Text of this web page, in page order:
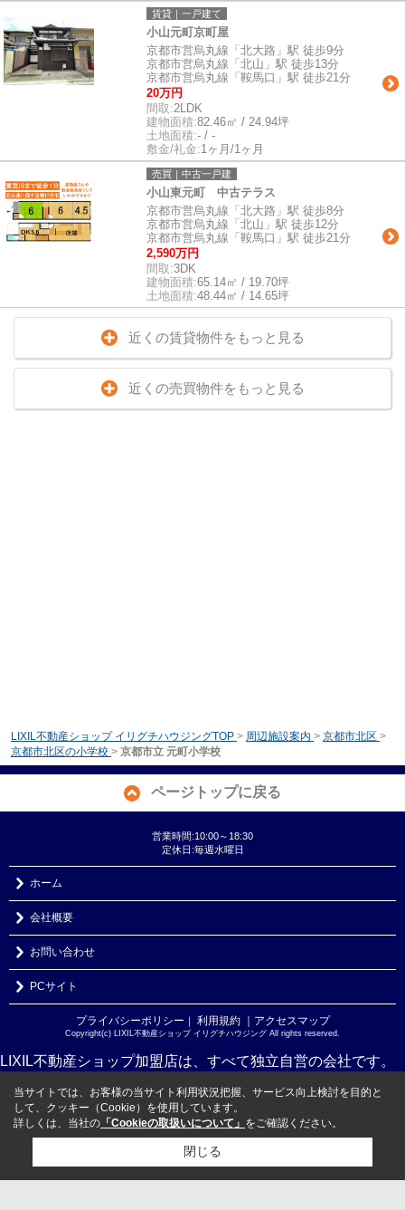
賃貸｜一戸建て
小山元町京町屋
京都市営烏丸線「北大路」駅 徒歩9分
京都市営烏丸線「北山」駅 徒歩13分
京都市営烏丸線「鞍馬口」駅 徒歩21分
20万円
間取:2LDK
建物面積:82.46㎡ / 24.94坪
土地面積:- / -
敷金/礼金:1ヶ月/1ヶ月
売買｜中古一戸建
小山東元町 中古テラス
京都市営烏丸線「北大路」駅 徒歩8分
京都市営烏丸線「北山」駅 徒歩12分
京都市営烏丸線「鞍馬口」駅 徒歩21分
2,590万円
間取:3DK
建物面積:65.14㎡ / 19.70坪
土地面積:48.44㎡ / 14.65坪
近くの賃貸物件をもっと見る
近くの売買物件をもっと見る
LIXIL不動産ショップ イリグチハウジングTOP > 周辺施設案内 > 京都市北区 >
京都市北区の小学校 > 京都市立 元町小学校
ページトップに戻る
営業時間:10:00～18:30
定休日:毎週水曜日
ホーム
会社概要
お問い合わせ
PCサイト
プライバシーポリシー ｜ 利用規約 ｜アクセスマップ
Copyright(c) LIXIL不動産ショップ イリグチハウジング All rights reserved.
LIXIL不動産ショップ加盟店は、すべて独立自営の会社です。
当サイトでは、お客様の当サイト利用状況把握、サービス向上検討を目的と
して、クッキー（Cookie）を使用しています。
詳しくは、当社の 「Cookieの取扱いについて」 をご確認ください。
閉じる